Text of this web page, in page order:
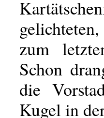
zum
Schon
die
Kugel in